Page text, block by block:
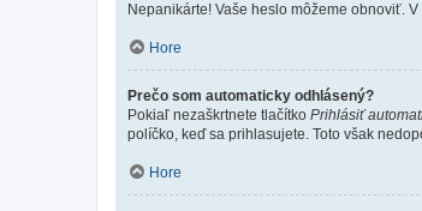
Nepanikárte! Vaše heslo môžeme obnoviť.
Hore
Prečo som automaticky odhlásený?
Pokiaľ nezaškrtnete tlačítko Prihlásiť
políčko, keď sa prihlasujete. Toto však
Hore